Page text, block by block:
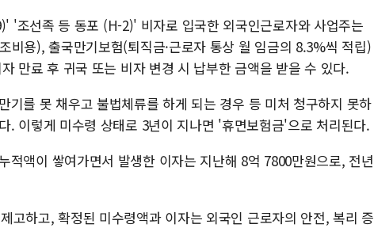
'조선족 등 동포 (H-2)' 비자로 입국한 외국인근로자와 사업주는
비용), 출국만기보험(퇴직금·근로자 통상 월 임금의 8.3%씩 적립)
만료 후 귀국 또는 비자 변경 시 납부한 금액을 받을 수 있다.
기를 못 채우고 불법체류를 하게 되는 경우 등 미처 청구하지 못하
. 이렇게 미수령 상태로 3년이 지나면 '휴면보험금'으로 처리된다.
적액이 쌓여가면서 발생한 이자는 지난해 8억 7800만원으로, 전년
고하고, 확정된 미수령액과 이자는 외국인 근로자의 안전, 복리 증